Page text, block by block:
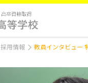
採用情報
教員インタビュー